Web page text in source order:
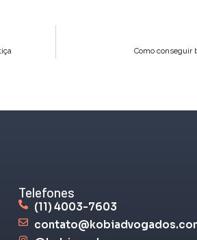
Como conseguir
Telefones
(11) 4003-7603